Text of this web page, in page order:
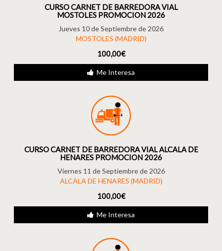
CURSO CARNET DE BARREDORA VIAL
MOSTOLES PROMOCION 2026
Jueves 10 de Septiembre de 2026
MOSTOLES (MADRID)
100,00€
Me Interesa
CURSO CARNET DE BARREDORA VIAL ALCALA DE
HENARES PROMOCION 2026
Viernes 11 de Septiembre de 2026
ALCALA DE HENARES (MADRID)
100,00€
Me Interesa